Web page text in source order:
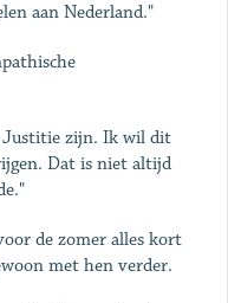
aan Nederland."
Justitie zijn. Ik wil dit
Dat is niet altijd
de zomer alles kort
met hen verder.